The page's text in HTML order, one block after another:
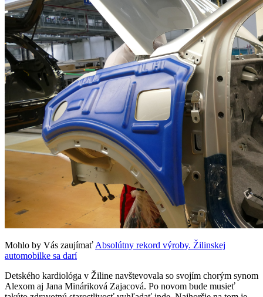
Mohlo by Vás zaujímať Absolútny rekord výroby. Žilinskej
automobilke sa darí
Detského kardiológa v Žiline navštevovala so svojím chorým synom
Alexom aj Jana Mináriková Zajacová. Po novom bude musieť